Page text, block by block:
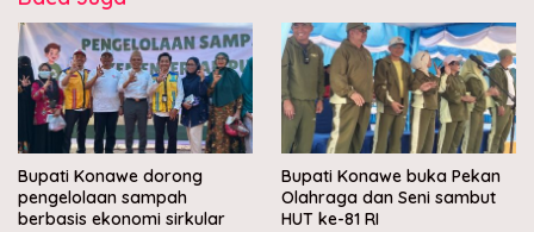
Bupati Konawe dorong
pengelolaan sampah
berbasis ekonomi sirkular
Bupati Konawe buka Pekan
Olahraga dan Seni sambut
HUT ke-81 RI